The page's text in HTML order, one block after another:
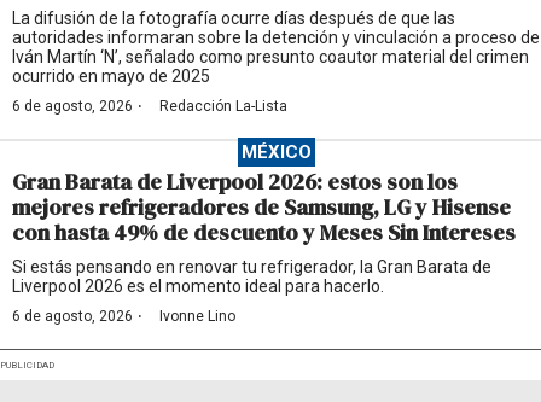
La difusión de la fotografía ocurre días después de que las
autoridades informaran sobre la detención y vinculación a proceso de
Iván Martín ‘N’, señalado como presunto coautor material del crimen
ocurrido en mayo de 2025
6 de agosto, 2026 · Redacción La-Lista
MÉXICO
Gran Barata de Liverpool 2026: estos son los
mejores refrigeradores de Samsung, LG y Hisense
con hasta 49% de descuento y Meses Sin Intereses
Si estás pensando en renovar tu refrigerador, la Gran Barata de
Liverpool 2026 es el momento ideal para hacerlo.
6 de agosto, 2026 · Ivonne Lino
PUBLICIDAD